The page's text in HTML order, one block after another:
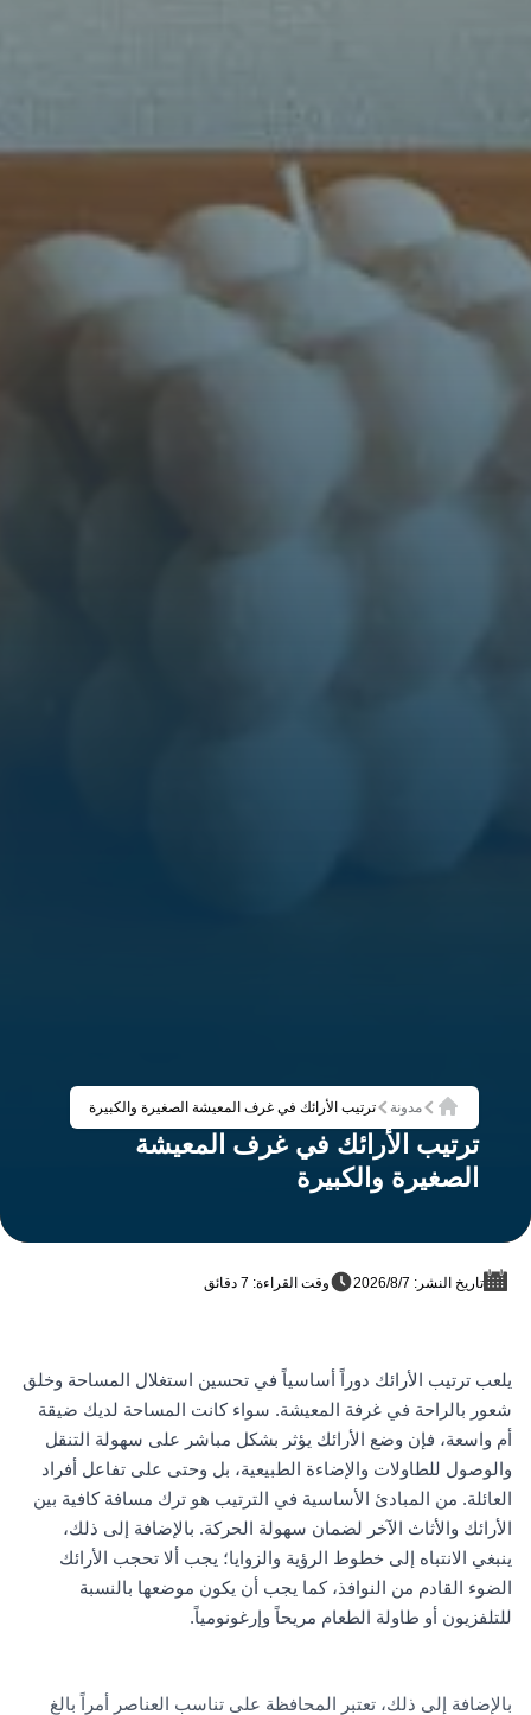
الرئيسية
مدونة ترتيب الأرائك في غرف المعيشة الصغيرة والكبيرة
ترتيب الأرائك في غرف المعيشة
الصغيرة والكبيرة
تاريخ النشر: 7‏/8‏/2026 وقت القراءة: 7 دقائق
يلعب ترتيب الأرائك دوراً أساسياً في تحسين استغلال المساحة وخلق
شعور بالراحة في غرفة المعيشة. سواء كانت المساحة لديك ضيقة
أم واسعة، فإن وضع الأرائك يؤثر بشكل مباشر على سهولة التنقل
والوصول للطاولات والإضاءة الطبيعية، بل وحتى على تفاعل أفراد
العائلة. من المبادئ الأساسية في الترتيب هو ترك مسافة كافية بين
الأرائك والأثاث الآخر لضمان سهولة الحركة. بالإضافة إلى ذلك،
ينبغي الانتباه إلى خطوط الرؤية والزوايا؛ يجب ألا تحجب الأرائك
الضوء القادم من النوافذ، كما يجب أن يكون موضعها بالنسبة
للتلفزيون أو طاولة الطعام مريحاً وإرغونومياً.
بالإضافة إلى ذلك، تعتبر المحافظة على تناسب العناصر أمراً بالغ